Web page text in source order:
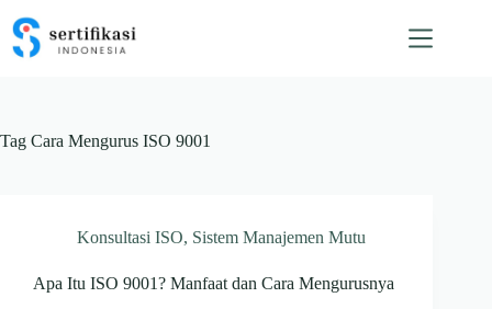
content
Tag Cara Mengurus ISO 9001
Konsultasi ISO, Sistem Manajemen Mutu
Apa Itu ISO 9001? Manfaat dan Cara Mengurusnya